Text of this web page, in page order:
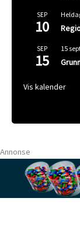
SEP
10
SEP
15
15
Vis kalender
Annonse